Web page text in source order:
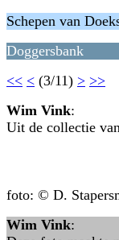
Schepen van
Doggersbank
<< < (3/11) > >>
Wim Vink:
Uit de collectie
foto: © D.
Wim Vink: